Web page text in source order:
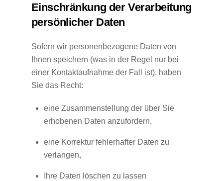
Einschränkung der Verarbeitung
persönlicher Daten
Sofern wir personenbezogene Daten von
Ihnen speichern (was in der Regel nur bei
einer Kontaktaufnahme der Fall ist), haben
Sie das Recht:
eine Zusammenstellung der über Sie
erhobenen Daten anzufordern,
eine Korrektur fehlerhafter Daten zu
verlangen,
Ihre Daten löschen zu lassen